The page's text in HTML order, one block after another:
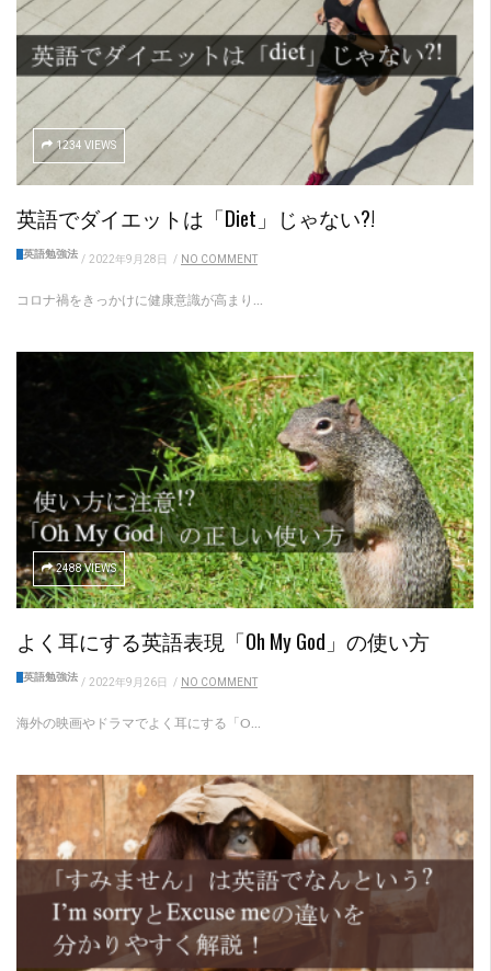
1234 VIEWS
英語でダイエットは「diet」じゃない?!
英語勉強法 / 2022年9月28日 / NO COMMENT
コロナ禍をきっかけに健康意識が高まり...
2488 VIEWS
よく耳にする英語表現「Oh My God」の使い方
英語勉強法 / 2022年9月26日 / NO COMMENT
海外の映画やドラマでよく耳にする「O...